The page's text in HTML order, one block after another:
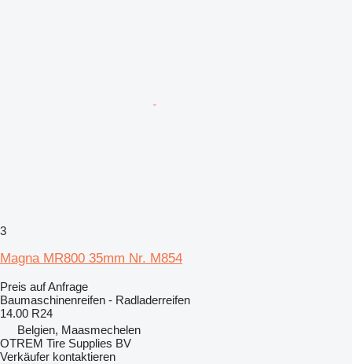
3
Magna MR800 35mm Nr. M854
Preis auf Anfrage
Baumaschinenreifen - Radladerreifen
14.00 R24
Belgien, Maasmechelen
OTREM Tire Supplies BV
Verkäufer kontaktieren